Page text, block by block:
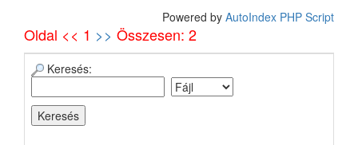
Powered by AutoIndex PHP Script
Oldal << 1 >> Összesen: 2
Keresés: